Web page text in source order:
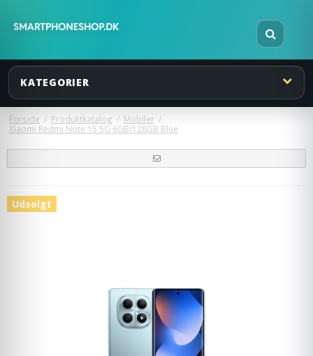
KATEGORIER
Forside / Produktkatalog / Mobiler /
Xiaomi Redmi Note 15 5G 6GB/128GB Blue
Udsolgt